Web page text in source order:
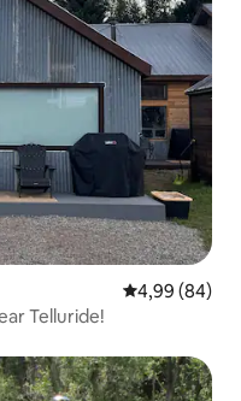
Gemiddelde
4,99 (84)
Telluride!